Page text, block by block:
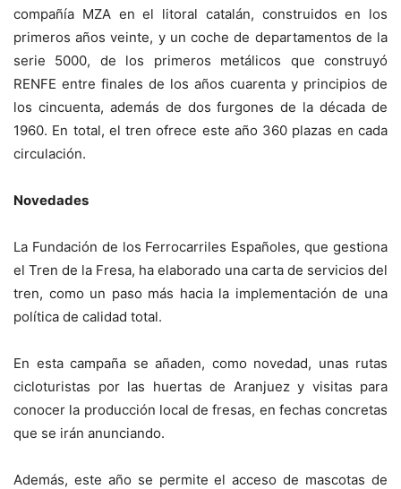
compañía MZA en el litoral catalán, construidos en los
primeros años veinte, y un coche de departamentos de la
serie 5000, de los primeros metálicos que construyó
RENFE entre finales de los años cuarenta y principios de
los cincuenta, además de dos furgones de la década de
1960. En total, el tren ofrece este año 360 plazas en cada
circulación.
Novedades
La Fundación de los Ferrocarriles Españoles, que gestiona
el Tren de la Fresa, ha elaborado una carta de servicios del
tren, como un paso más hacia la implementación de una
política de calidad total.
En esta campaña se añaden, como novedad, unas rutas
cicloturistas por las huertas de Aranjuez y visitas para
conocer la producción local de fresas, en fechas concretas
que se irán anunciando.
Además, este año se permite el acceso de mascotas de